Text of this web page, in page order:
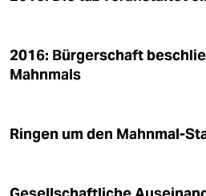
2016: Bürgerschaft
Mahnmals
Ringen um den Mahnmal-